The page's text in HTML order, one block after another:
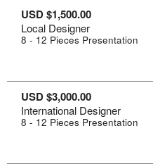
USD $1,500.00
Local Designer
8 - 12 Pieces Presentation
USD $3,000.00
International Designer
8 - 12 Pieces Presentation